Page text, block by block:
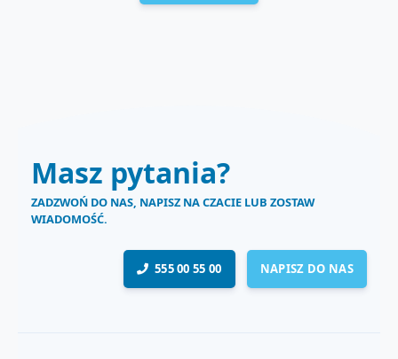
Masz pytania?
ZADZWOŃ DO NAS, NAPISZ NA CZACIE LUB ZOSTAW
WIADOMOŚĆ.
555 00 55 00 NAPISZ DO NAS